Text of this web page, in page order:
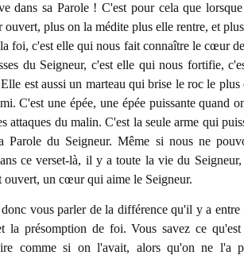
dans sa Parole ! C'est pour cela que
plus on la médite plus elle rentre, et
foi, c'est elle qui nous fait connaître le cœur
du Seigneur, c'est elle qui nous fortifie,
est aussi un marteau qui brise le roc le
C'est une épée, une épée puissante quand
attaques du malin. C'est la seule arme qui
Parole du Seigneur. Même si nous ne
ce verset-là, il y a toute la vie du
un cœur qui aime le Seigneur.
vous parler de la différence qu'il y a
présomption de foi. Vous savez ce
comme si on l'avait, alors qu'on ne l'a